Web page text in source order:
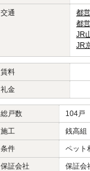
交通 都
都
JR
JR
賃料
礼金
総戸数 104戸
施工 銭高組
条件 ペット
保証会社
保証会